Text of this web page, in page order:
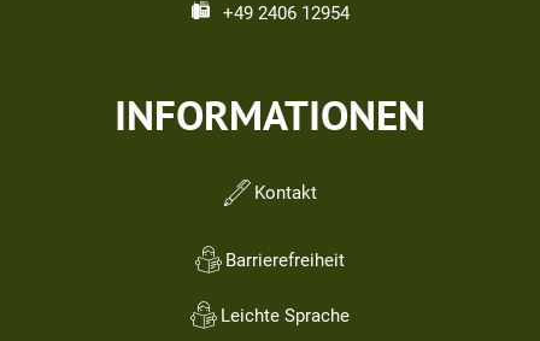
+49 2406 12954
INFORMATIONEN
Kontakt
Barrierefreiheit
Leichte Sprache